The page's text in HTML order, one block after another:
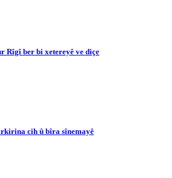
Rîgî ber bi xetereyê ve diçe
cih û bîra sînemayê